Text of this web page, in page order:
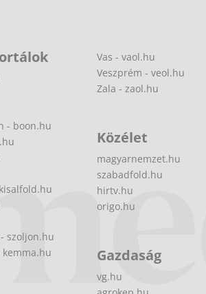
- boon.hu
szoljon.hu
kemma.hu
Vas - vaol.hu
Veszprém - veol.hu
Zala - zaol.hu
Közélet
magyarnemzet.hu
szabadfold.hu
hirtv.hu
origo.hu
Gazdaság
vg.hu